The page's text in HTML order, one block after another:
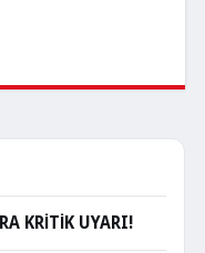
KRİTİK UYARI!